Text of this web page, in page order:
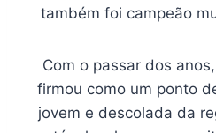
também foi campeão
Com o passar dos
firmou como um ponto
jovem e descolada da